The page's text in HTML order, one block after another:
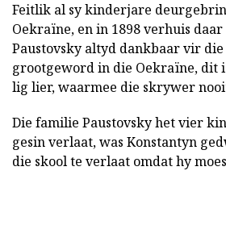
Feitlik al sy kinderjare
Oekraïne, en in 1898 verhuis
Paustovsky altyd dankbaar vir
grootgeword in die Oekraïne, dit
lig lier, waarmee die skrywer
Die familie Paustovsky het vier
gesin verlaat, was Konstantyn
die skool te verlaat omdat hy